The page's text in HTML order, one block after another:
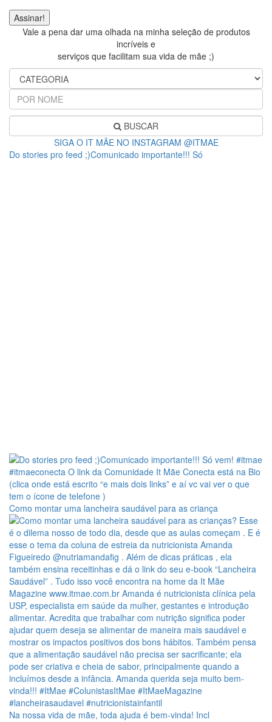
Vale a pena dar uma olhada na minha seleção de produtos
incríveis e
serviços que facilitam sua vida de mãe ;)
BUSCAR
SIGA O IT MÃE NO INSTAGRAM @ITMAE
Do stories pro feed ;)Comunicado importante!!! Só
Como montar uma lancheira saudável para as criança
Na nossa vida de mãe, toda ajuda é bem-vinda! Incl